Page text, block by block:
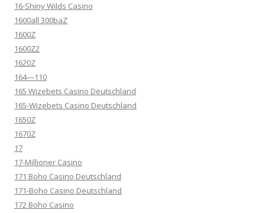
16-Shiny Wilds Casino
1600all 300baZ
1600Z
1600Z2
1620Z
164—110
165 Wizebets Casino Deutschland
165-Wizebets Casino Deutschland
1650Z
1670Z
17
17-Millioner Casino
171 Boho Casino Deutschland
171-Boho Casino Deutschland
172 Boho Casino